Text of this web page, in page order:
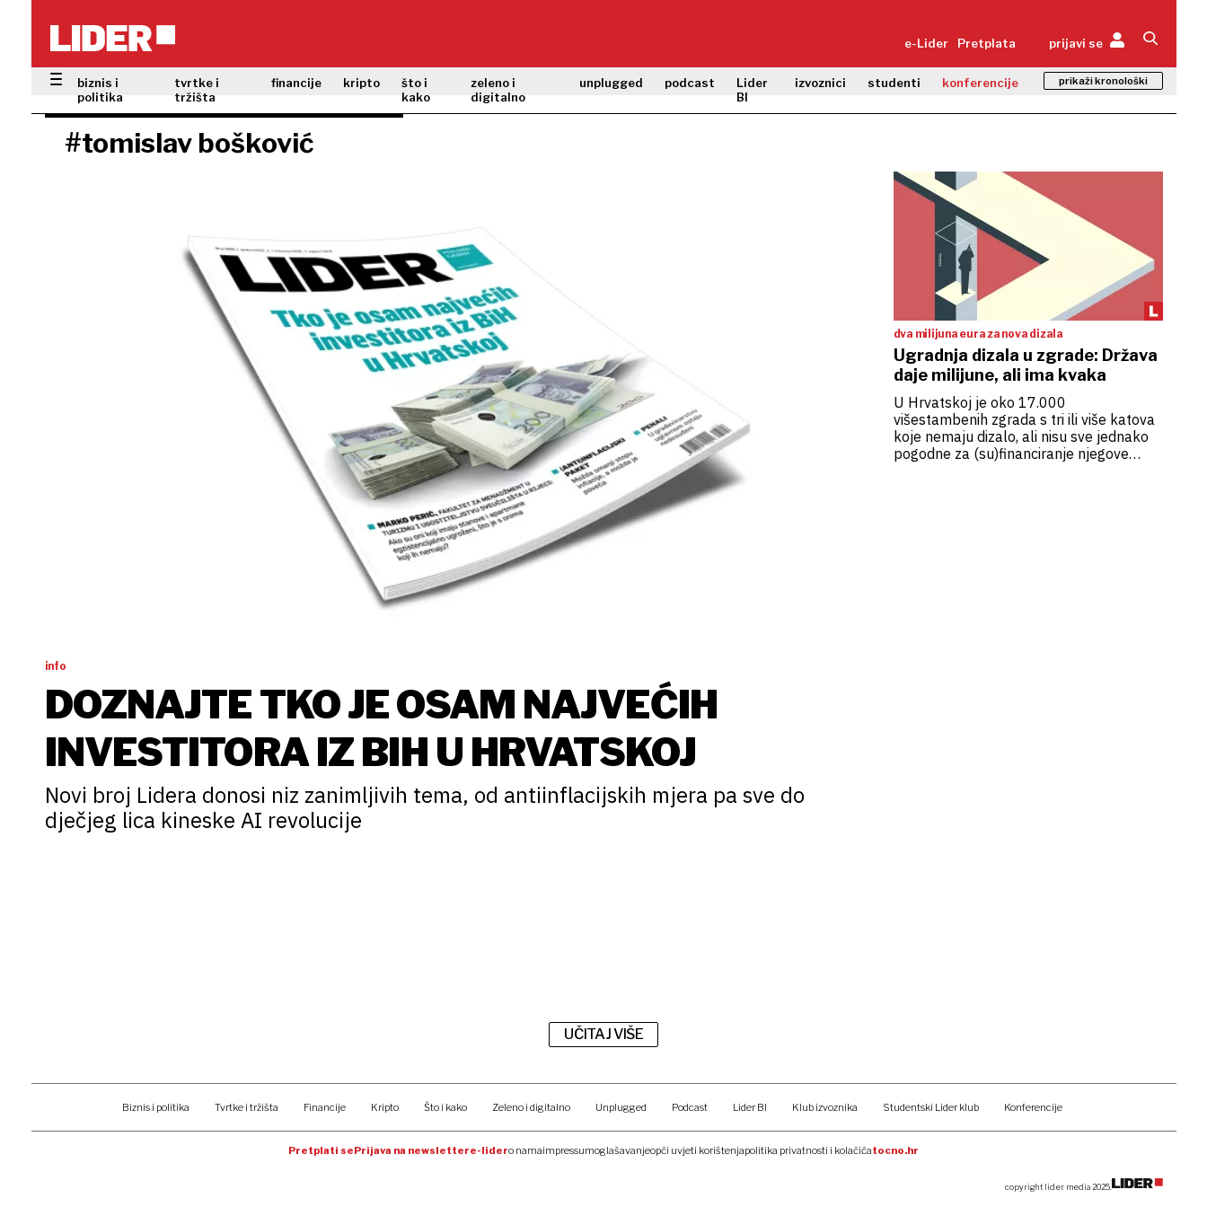
e-Lider Pretplata prijavi se
biznis i
politika
tvrtke i
tržišta
financije kripto
što i
kako
zeleno i
digitalno
unplugged podcast
Lider
BI
izvoznici studenti konferencije prikaži kronološki
#tomislav bošković
info
DOZNAJTE TKO JE OSAM NAJVEĆIH
INVESTITORA IZ BIH U HRVATSKOJ
Novi broj Lidera donosi niz zanimljivih tema, od antiinflacijskih mjera pa sve do
dječjeg lica kineske AI revolucije
dva milijuna eura za nova dizala
Ugradnja dizala u zgrade: Država
daje milijune, ali ima kvaka
U Hrvatskoj je oko 17.000
višestambenih zgrada s tri ili više katova
koje nemaju dizalo, ali nisu sve jednako
pogodne za (su)financiranje njegove
UČITAJ VIŠE
Biznis i politika Tvrtke i tržišta Financije Kripto Što i kako Zeleno i digitalno Unplugged Podcast Lider BI Klub izvoznika Studentski Lider klub Konferencije
Pretplati sePrijava na newslettere-lidero namaimpressumoglašavanjeopći uvjeti korištenjapolitika privatnosti i kolačićatocno.hr
copyright lider media 2025.